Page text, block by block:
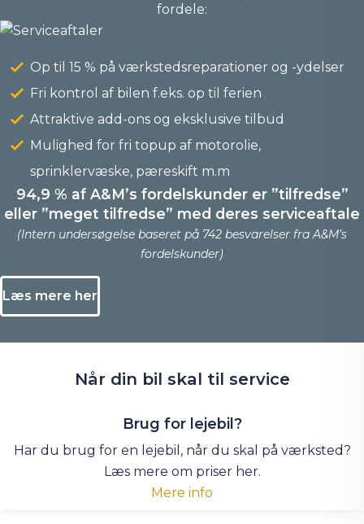
fordele:
Op til 15 % på værkstedsreparationer og -ydelser
Fri kontrol af bilen f.eks. op til ferien
Attraktive add-ons og eksklusive tilbud
Mulighed for fri topup af motorolie,
sprinklervæske, pæreskift m.m
94,9 % af A&M’s fordelskunder er ”tilfredse”
eller ”meget tilfredse” med deres serviceaftale
(Intern undersøgelse baseret på 742 besvarelser fra A&M’s
fordelskunder)
Læs mere her
Når din bil skal til service
Brug for lejebil?
Har du brug for en lejebil, når du skal på værksted?
Læs mere om priser her.
Mere info